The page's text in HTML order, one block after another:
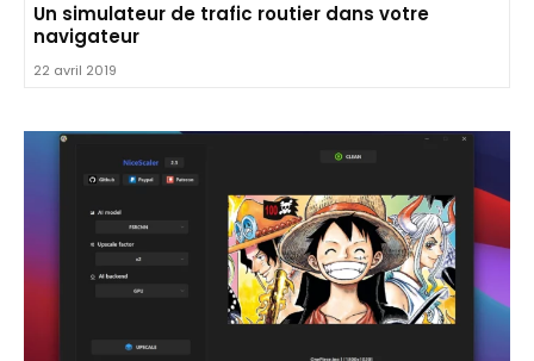
Un simulateur de trafic routier dans votre
navigateur
22 avril 2019